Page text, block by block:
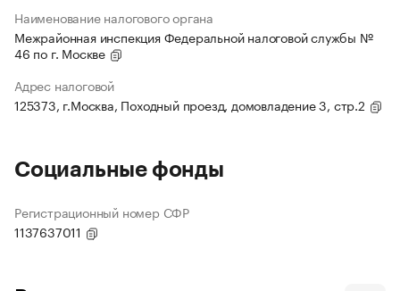
Наименование налогового органа
Межрайонная инспекция Федеральной налоговой службы №
46 по г. Москве
Адрес налоговой
125373, г.Москва, Походный проезд, домовладение 3, стр.2
Социальные фонды
Регистрационный номер СФР
1137637011